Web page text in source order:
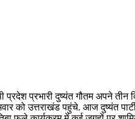
प्रदेश प्रभारी दुष्यंत गौतम अपने तीन
को उत्तराखंड पहुंचे. आज दुष्यंत पार्टी